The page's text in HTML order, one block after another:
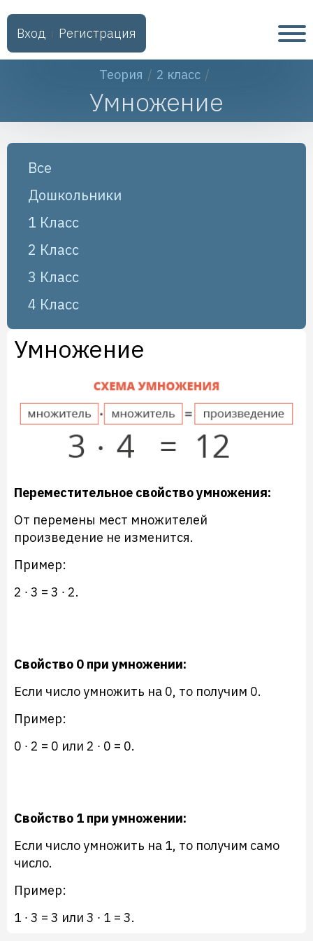
Вход ǀ Регистрация
Теория 2 класс
Умножение
Все
Дошкольники
1 Класс
2 Класс
3 Класс
4 Класс
Умножение
Переместительное свойство умножения:
От перемены мест множителей
произведение не изменится.
Пример:
2 ∙ 3 = 3 ∙ 2.
Свойство 0 при умножении:
Если число умножить на 0, то получим 0.
Пример:
0 ∙ 2 = 0 или 2 ∙ 0 = 0.
Свойство 1 при умножении:
Если число умножить на 1, то получим само
число.
Пример:
1 ∙ 3 = 3 или 3 ∙ 1 = 3.